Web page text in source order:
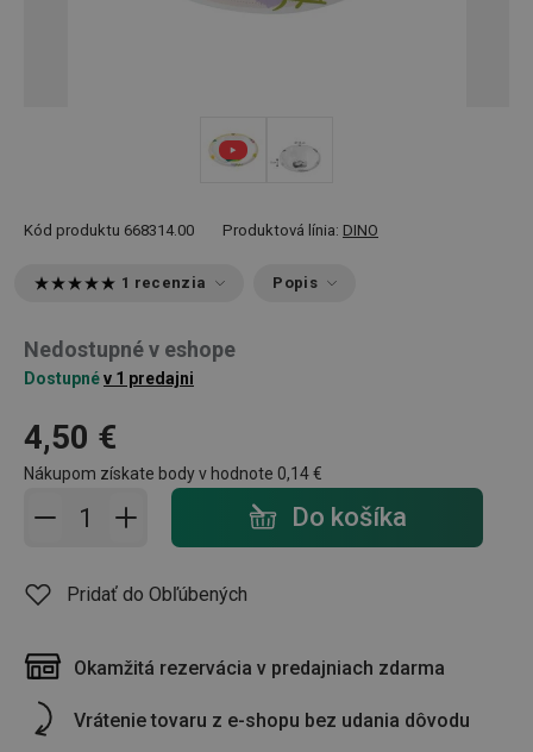
Kód produktu 668314.00 Produktová línia: DINO
1 recenzia Popis
Nedostupné v eshope
Dostupnév 1 predajni
4,50 €
Nákupom získate body v hodnote 0,14 €
Pridať do košíka - počet Do košíka
Pridať do Obľúbených
Okamžitá rezervácia v predajniach zdarma
Vrátenie tovaru z e-shopu bez udania dôvodu